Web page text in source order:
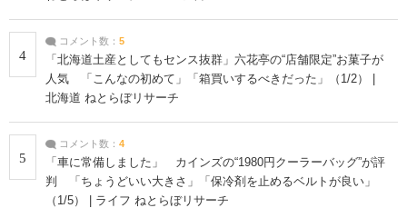
4
コメント数： 5
「北海道土産としてもセンス抜群」六花亭の“店舗限定”お菓子が
人気 「こんなの初めて」「箱買いするべきだった」（1/2） |
北海道 ねとらぼリサーチ
5
コメント数： 4
「車に常備しました」 カインズの“1980円クーラーバッグ”が評
判 「ちょうどいい大きさ」「保冷剤を止めるベルトが良い」
（1/5） | ライフ ねとらぼリサーチ